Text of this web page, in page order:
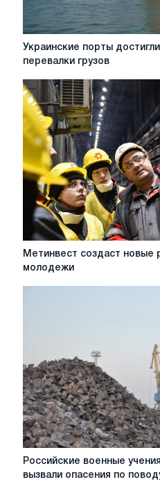
Украинские
рекордного
объема
перевалки
грузов
Украинские порты
перевалки грузов
Метинвест
Метинвест создаст новые
молодежи
Российские
Российские военные
вызвали опасения по